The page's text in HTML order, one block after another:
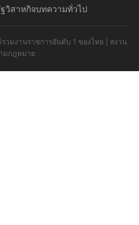
วิสาหกิจบทความทั่วไป
วมงานราชการอันดับ 1 ของไทย | สงวน
มกฎหมาย